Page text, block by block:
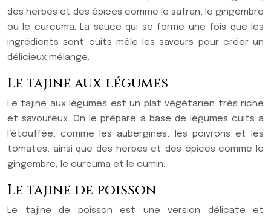
des herbes et des épices comme le safran, le gingembre
ou le curcuma. La sauce qui se forme une fois que les
ingrédients sont cuits mêle les saveurs pour créer un
délicieux mélange.
Le tajine aux légumes
Le tajine aux légumes est un plat végétarien très riche
et savoureux. On le prépare à base de légumes cuits à
l’étouffée, comme les aubergines, les poivrons et les
tomates, ainsi que des herbes et des épices comme le
gingembre, le curcuma et le cumin.
Le tajine de poisson
Le tajine de poisson est une version délicate et